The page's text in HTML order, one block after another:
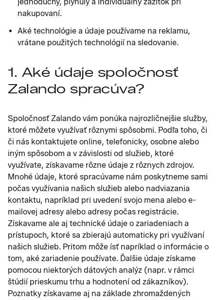
nakupovaní.
Aké technológie a údaje používame na reklamu,
vrátane použitých technológií na sledovanie.
1. Aké údaje spoločnosť
Zalando spracúva?
Spoločnosť Zalando vám ponúka najrozličnejšie služby,
ktoré môžete využívať rôznymi spôsobmi. Podľa toho, či
či nás kontaktujete online, telefonicky, osobne alebo
iným spôsobom a v závislosti od služieb, ktoré
využívate, získavame rôzne údaje z rôznych zdrojov.
Mnohé údaje, ktoré spracúvame nám poskytneme sami
počas využívania našich služieb alebo nadviazania
kontaktu, napríklad pri uvedení svojo mena alebo e-
mailovej adresy alebo adresy počas registrácie.
Získavame ale aj technické údaje o zariadeniach a
prístupoch, ktoré sa zbierajú automaticky pri využívaní
našich služieb. Pritom môže ísť napríklad o informácie o
tom, aké zariadenie používate. Ďalšie údaje získame
pomocou niektorých dátových analýz (napr. v rámci
štúdií prieskumu trhu a hodnotení od zákazníkov).
Poznatky získavame aj na základe zhromaždených